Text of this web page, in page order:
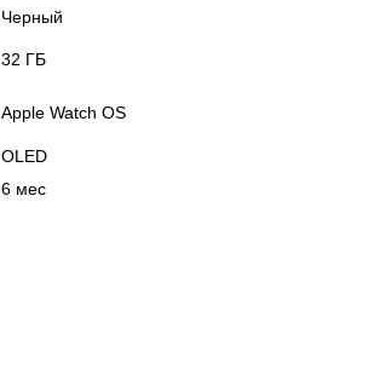
Черный
32 ГБ
Apple Watch OS
OLED
6 мес